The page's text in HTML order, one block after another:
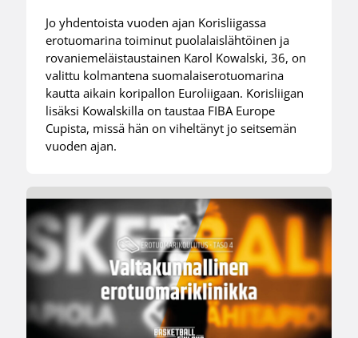
Jo yhdentoista vuoden ajan Korisliigassa
erotuomarina toiminut puolalaislähtöinen ja
rovaniemeläistaustainen Karol Kowalski, 36, on
valittu kolmantena suomalaiserotuomarina
kautta aikain koripallon Euroliigaan. Korisliigan
lisäksi Kowalskilla on taustaa FIBA Europe
Cupista, missä hän on viheltänyt jo seitsemän
vuoden ajan.